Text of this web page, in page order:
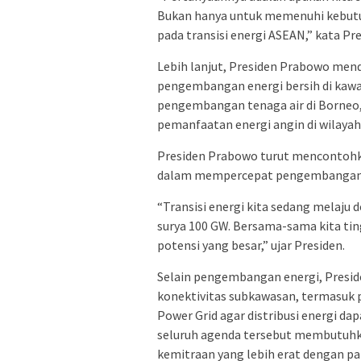
Bukan hanya untuk memenuhi
pada transisi energi ASEAN,” kata
Lebih lanjut, Presiden Prabowo
pengembangan energi bersih di
pengembangan tenaga air di
pemanfaatan energi angin di
Presiden Prabowo turut
dalam mempercepat
“Transisi energi kita sedang melaju
surya 100 GW. Bersama-sama kita
potensi yang besar,” ujar Presiden.
Selain pengembangan energi,
konektivitas subkawasan,
Power Grid agar distribusi energi
seluruh agenda tersebut
kemitraan yang lebih erat dengan